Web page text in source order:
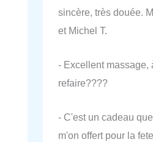
sincère, très douée.
et Michel T.
- Excellent massage,
refaire????
- C'est un cadeau
m'on offert pour la